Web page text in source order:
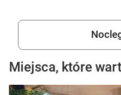
Miejsca, które